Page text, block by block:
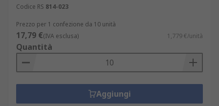
Codice RS 814-023
Prezzo per 1 confezione da 10 unità
17,79 €(IVA esclusa) 1,779 €/unità
Quantità
Aggiungi